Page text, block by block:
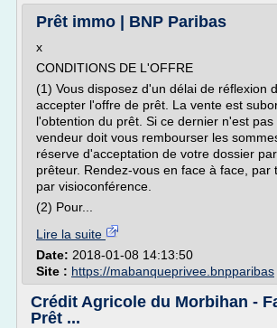
Prêt immo | BNP Paribas
x
CONDITIONS DE L'OFFRE
(1) Vous disposez d'un délai de réflexion
accepter l'offre de prêt. La vente est
l'obtention du prêt. Si ce dernier n'est
vendeur doit vous rembourser les
réserve d'acceptation de votre dossier
prêteur. Rendez-vous en face à face, par
par visioconférence.
(2) Pour...
Lire la suite
Date: 2018-01-08 14:13:50
Site : https://mabanqueprivee.bnpparibas
Crédit Agricole du Morbihan -
Prêt ...